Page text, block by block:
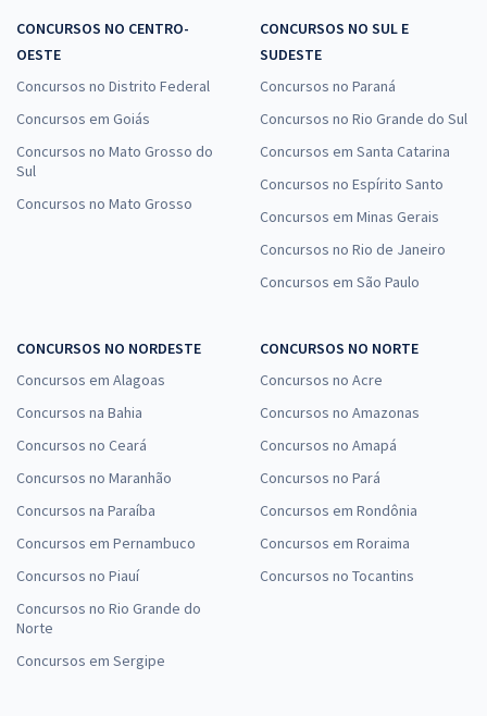
CONCURSOS NO CENTRO-
OESTE
Concursos no Distrito Federal
Concursos em Goiás
Concursos no Mato Grosso do
Sul
Concursos no Mato Grosso
CONCURSOS NO SUL E
SUDESTE
Concursos no Paraná
Concursos no Rio Grande do Sul
Concursos em Santa Catarina
Concursos no Espírito Santo
Concursos em Minas Gerais
Concursos no Rio de Janeiro
Concursos em São Paulo
CONCURSOS NO NORDESTE
Concursos em Alagoas
Concursos na Bahia
Concursos no Ceará
Concursos no Maranhão
Concursos na Paraíba
Concursos em Pernambuco
Concursos no Piauí
Concursos no Rio Grande do
Norte
Concursos em Sergipe
CONCURSOS NO NORTE
Concursos no Acre
Concursos no Amazonas
Concursos no Amapá
Concursos no Pará
Concursos em Rondônia
Concursos em Roraima
Concursos no Tocantins